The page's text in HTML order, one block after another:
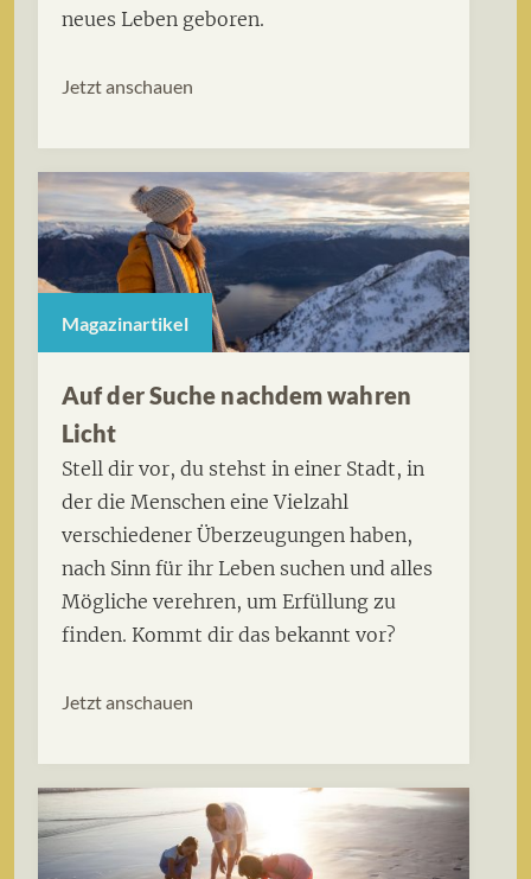
neues Leben geboren.
Jetzt anschauen
Magazinartikel
Auf der Suche nachdem wahren
Licht
Stell dir vor, du stehst in einer Stadt, in
der die Menschen eine Vielzahl
verschiedener Überzeugungen haben,
nach Sinn für ihr Leben suchen und alles
Mögliche verehren, um Erfüllung zu
finden. Kommt dir das bekannt vor?
Jetzt anschauen